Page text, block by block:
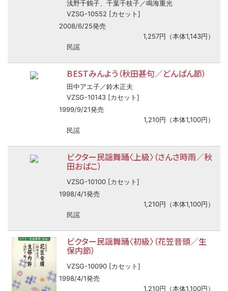
浅野千鶴子、千葉千枝子／鳴海重光
VZSG-10552 [カセット]
2008/6/25発売
1,257円（本体1,143円）
民謡
BESTみんよう（秋田甚句／どんぱん節）
田中アエ子／鈴木正夫
VZSG-10143 [カセット]
1999/9/21発売
1,210円（本体1,100円）
民謡
ビクター民謡舞踊〈上級〉（さんさ時雨／秋
田おばこ）
VZSG-10100 [カセット]
1998/4/1発売
1,210円（本体1,100円）
民謡
ビクター民謡舞踊〈初級〉（花笠音頭／生
保内節）
VZSG-10090 [カセット]
1998/4/1発売
1,210円（本体1,100円）